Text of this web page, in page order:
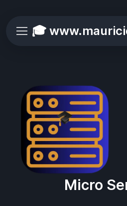
🎓
Micro